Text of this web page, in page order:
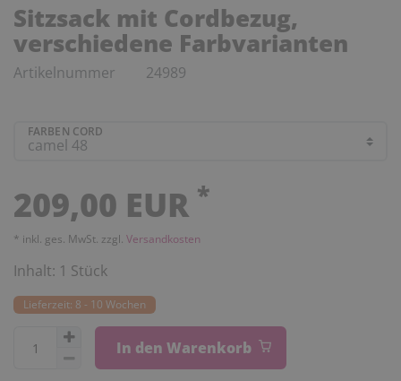
Sitzsack mit Cordbezug,
verschiedene Farbvarianten
Artikelnummer 24989
FARBEN CORD
209,00 EUR *
* inkl. ges. MwSt. zzgl. Versandkosten
Inhalt: 1 Stück
Lieferzeit: 8 - 10 Wochen
In den Warenkorb